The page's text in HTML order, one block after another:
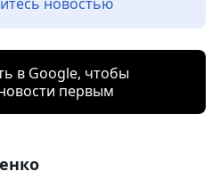
в Google, чтобы
первым